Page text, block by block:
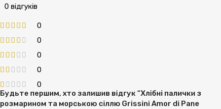
0 відгуків
0
0
0
0
0
Будьте першим, хто залишив відгук “Хлібні палички з
розмарином та морською сіллю Grissini Amor di Pane